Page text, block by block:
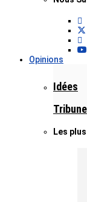
Opinions
Idées
Tribune
Les